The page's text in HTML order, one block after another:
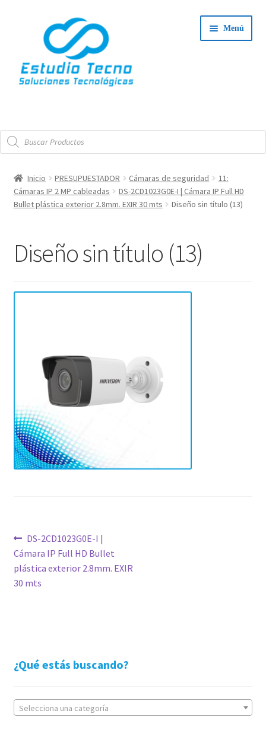
navegación
contenido
Menú
Tienda
menú
Servicio Técnico
el
Búsqueda
de
productos
Inicio PRESUPUESTADOR Cámaras de seguridad
11:
Cámaras IP 2 MP cableadas
DS-2CD1023G0E-I | Cámara IP Full HD
Bullet plástica exterior 2.8mm. EXIR 30 mts
Diseño sin título (13)
Diseño sin título (13)
Navegación
de
entradas
Anterior:
DS-2CD1023G0E-I |
Cámara IP Full HD Bullet
plástica exterior 2.8mm. EXIR
30 mts
¿Qué estás buscando?
Selecciona una categoría